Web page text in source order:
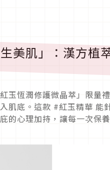
美肌」：漢方植
玉恆潤修護微晶萃」限量
肌底。這款 #紅玉精華 能
的心理加持，讓每一次保